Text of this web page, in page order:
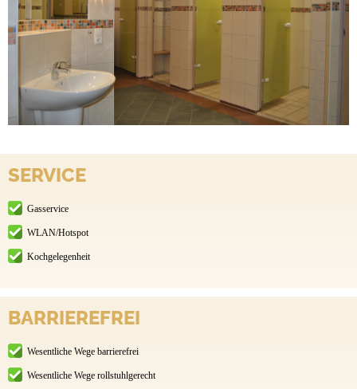
SERVICE
Gasservice
WLAN/Hotspot
Kochgelegenheit
BARRIEREFREI
Wesentliche Wege barrierefrei
Wesentliche Wege rollstuhlgerecht